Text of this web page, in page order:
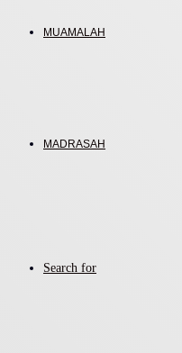
MUAMALAH
MADRASAH
Search for